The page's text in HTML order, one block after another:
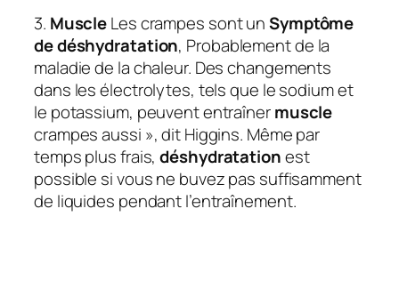
3. MuscleLes crampes sont unSymptôme
de déshydratation, Probablement de la
maladie de la chaleur. Des changements
dans les électrolytes, tels que le sodium et
le potassium, peuvent entraînermuscle
crampes aussi », dit Higgins. Même par
temps plus frais,déshydratationest
possible si vous ne buvez pas suffisamment
de liquides pendant l’entraînement.